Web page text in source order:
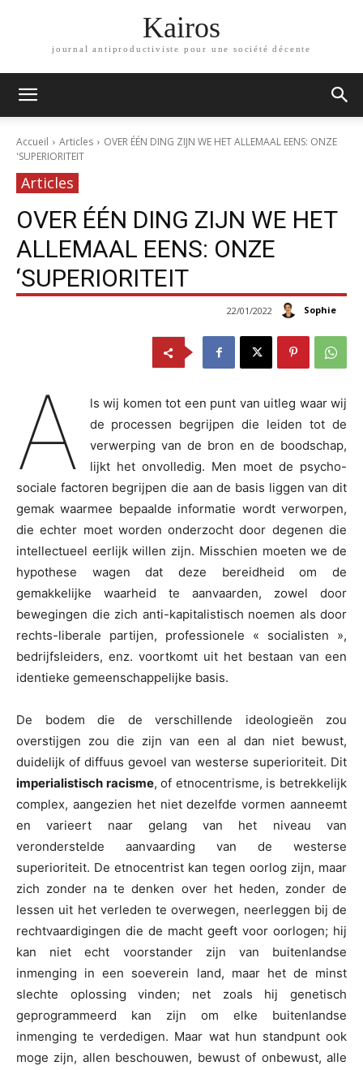
Kairos
journal antiproductiviste pour une société décente
Accueil Articles
OVER ÉÉN DING ZIJN WE HET ALLEMAAL EENS: ONZE
'SUPERIORITEIT
Articles
OVER ÉÉN DING ZIJN WE HET
ALLEMAAL EENS: ONZE
‘SUPERIORITEIT
Sophie
22/01/2022
A
ls wij komen tot een punt van uitleg waar wij
de processen begrijpen die leiden tot de
verwerping van de bron en de boodschap,
lijkt het onvolledig. Men moet de psycho-
sociale factoren begrijpen die aan de basis liggen van dit
gemak waarmee bepaalde informatie wordt verworpen,
die echter moet worden onderzocht door degenen die
intellectueel eerlijk willen zijn. Misschien moeten we de
hypothese wagen dat deze bereidheid om de
gemakkelijke waarheid te aanvaarden, zowel door
bewegingen die zich anti-kapitalistisch noemen als door
rechts-liberale partijen, professionele « socialisten »,
bedrijfsleiders, enz. voortkomt uit het bestaan van een
identieke gemeenschappelijke basis.
De bodem die de verschillende ideologieën zou
overstijgen zou die zijn van een al dan niet bewust,
duidelijk of diffuus gevoel van westerse superioriteit. Dit
imperialistisch racisme, of etnocentrisme, is betrekkelijk
complex, aangezien het niet dezelfde vormen aanneemt
en varieert naar gelang van het niveau van
veronderstelde aanvaarding van de westerse
superioriteit. De etnocentrist kan tegen oorlog zijn, maar
zich zonder na te denken over het heden, zonder de
lessen uit het verleden te overwegen, neerleggen bij de
rechtvaardigingen die de macht geeft voor oorlogen; hij
kan niet echt voorstander zijn van buitenlandse
inmenging in een soeverein land, maar het de minst
slechte oplossing vinden; net zoals hij genetisch
geprogrammeerd kan zijn om elke buitenlandse
inmenging te verdedigen. Maar wat hun standpunt ook
moge zijn, allen beschouwen, bewust of onbewust, alle